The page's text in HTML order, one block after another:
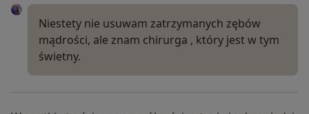
Niestety nie usuwam zatrzymanych zębów
mądrości, ale znam chirurga , który jest w tym
świetny.